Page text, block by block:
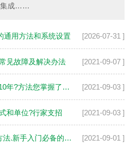
集成……
通用方法和系统设置 [2026-07-31 ]
见故障及解决办法 [2021-09-07 ]
?方法您掌握了吗? [2021-09-03 ]
和单位?行家支招​ [2021-09-03 ]
新手入门必备的技巧 [2021-09-01 ]